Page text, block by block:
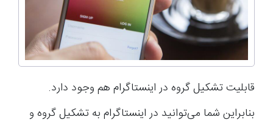
قابلیت تشکیل گروه در اینستاگرام هم وجود دارد.
بنابراین شما می‌توانید در اینستاگرام به تشکیل گروه و